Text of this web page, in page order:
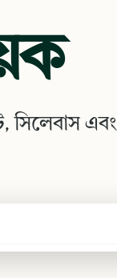
সিলেবাস এবং